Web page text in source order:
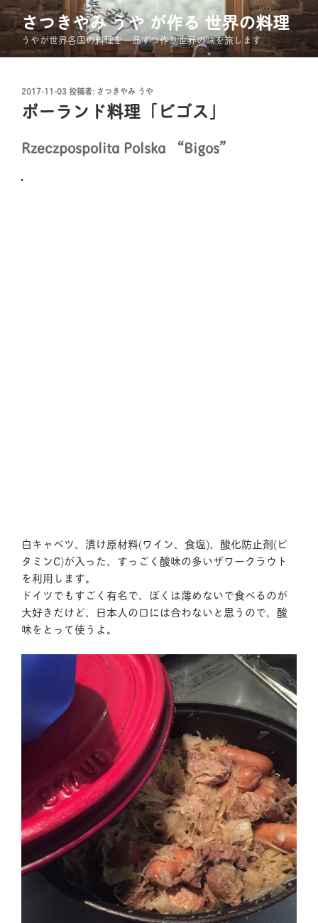
コ
ン
ン
さつきやみ うや が作る 世界の料理
うやが世界各国の料理を一品ずつ作り世界の味を旅します
投
日:
2017-11-03投稿者: さつきやみ うや
ポーランド料理「ビゴス」
Rzeczpospolita Polska “Bigos”
白キャベツ、漬け原材料(ワイン、食塩)、酸化防止剤(ビ
タミンC)が入った、すっごく酸味の多いザワークラウト
を利用します。
ドイツでもすごく有名で、ぼくは薄めないで食べるのが
大好きだけど、日本人の口には合わないと思うので、酸
味をとって使うよ。